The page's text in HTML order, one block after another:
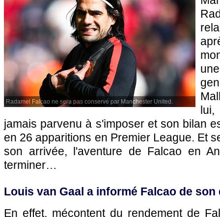
Radamel Falcao ne sera pas conservé par Manchester United.
lui,
jamais parvenu à s'imposer et son bilan
en 26 apparitions en Premier League. Et
son arrivée, l'aventure de Falcao en
terminer…
Louis van Gaal a informé Falcao de son
En effet, mécontent du rendement de